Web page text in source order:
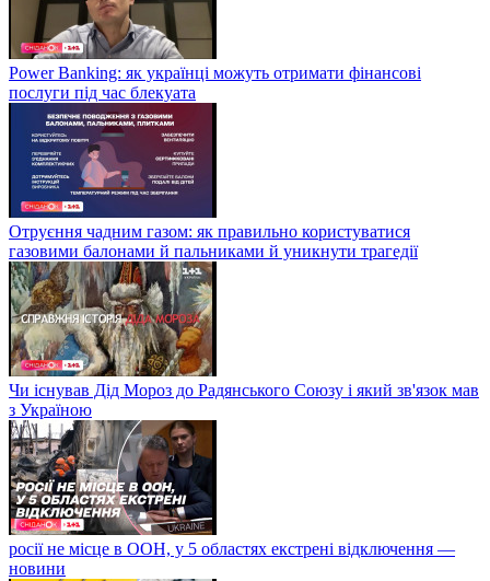
Power Banking: як українці можуть отримати фінансові
послуги під час блекуата
Отруєння чадним газом: як правильно користуватися
газовими балонами й пальниками й уникнути трагедії
Чи існував Дід Мороз до Радянського Союзу і який зв'язок мав
з Україною
росії не місце в ООН, у 5 областях екстрені відключення —
новини